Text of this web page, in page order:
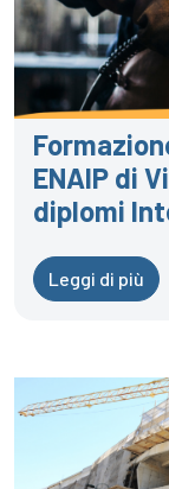
ENAIP di
diplomi
Leggi di più